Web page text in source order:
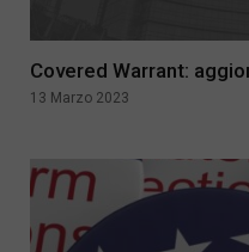
Covered Warrant:
13 Marzo 2023